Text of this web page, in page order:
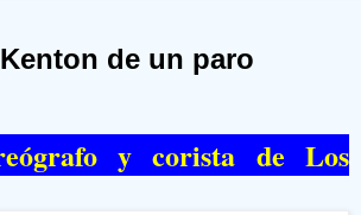
de un paro
y corista de Los